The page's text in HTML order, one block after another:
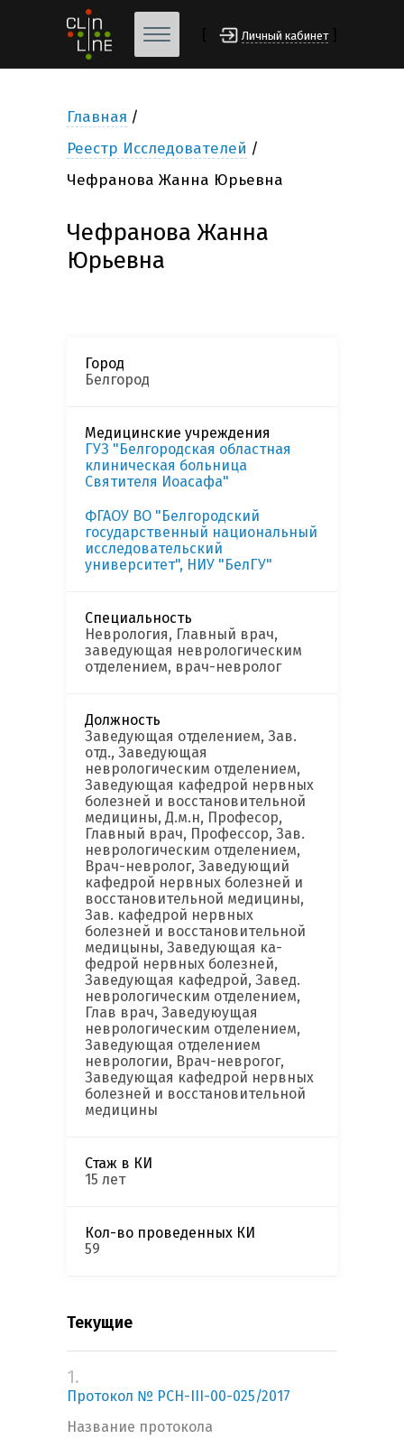
Личный кабинет
Главная
Реестр Исследователей
Чефранова Жанна Юрьевна
Чефранова Жанна
Юрьевна
Город
Белгород
Медицинские учреждения
ГУЗ "Белгородская областная
клиническая больница
Святителя Иоасафа"
ФГАОУ ВО "Белгородский
государственный национальный
исследовательский
университет", НИУ "БелГУ"
Специальность
Неврология, Главный врач,
заведующая неврологическим
отделением, врач-невролог
Должность
Заведующая отделением, Зав.
отд., Заведующая
неврологическим отделением,
Заведующая кафедрой нервных
болезней и восстановительной
медицины, Д.м.н, Професор,
Главный врач, Профессор, Зав.
неврологическим отделением,
Врач-невролог, Заведующий
кафедрой нервных болезней и
восстановительной медицины,
Зав. кафедрой нервных
болезней и восстановительной
медицыны, Заведующая ка-
федрой нервных болезней,
Заведующая кафедрой, Завед.
неврологическим отделением,
Глав врач, Заведуюущая
неврологическим отделением,
Заведующая отделением
неврологии, Врач-неврогог,
Заведующая кафедрой нервных
болезней и восстановительной
медицины
Стаж в КИ
15 лет
Кол-во проведенных КИ
59
Текущие
1.
Протокол № РСН-III-00-025/2017
Название протокола